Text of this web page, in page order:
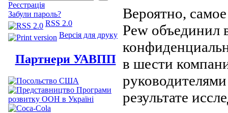
Реєстрація
Забули пароль?
RSS 2.0
Версія для друку
Партнери УАВПП
Вероятно,
Pew
в шести
результате